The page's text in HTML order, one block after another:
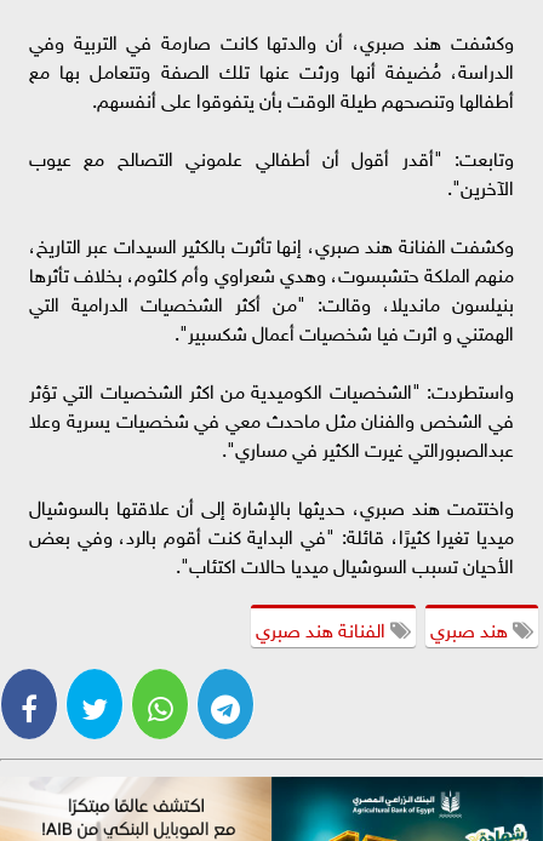
وكشفت هند صبري، أن والدتها كانت صارمة في التربية وفي
الدراسة، مُضيفة أنها ورثت عنها تلك الصفة وتتعامل بها مع
أطفالها وتنصحهم طيلة الوقت بأن يتفوقوا على أنفسهم.
وتابعت: "أقدر أقول أن أطفالي علموني التصالح مع عيوب
الآخرين".
وكشفت الفنانة هند صبري، إنها تأثرت بالكثير السيدات عبر التاريخ،
منهم الملكة حتشبسوت، وهدي شعراوي وأم كلثوم، بخلاف تأثرها
بنيلسون مانديلا، وقالت: "من أكثر الشخصيات الدرامية التي
الهمتني و اثرت فيا شخصيات أعمال شكسبير".
واستطردت: "الشخصيات الكوميدية من اكثر الشخصيات التي تؤثر
في الشخص والفنان مثل ماحدث معي في شخصيات يسرية وعلا
عبدالصبورالتي غيرت الكثير في مساري".
واختتمت هند صبري، حديثها بالإشارة إلى أن علاقتها بالسوشيال
ميديا تغيرا كثيرًا، قائلة: "في البداية كنت أقوم بالرد، وفي بعض
الأحيان تسبب السوشيال ميديا حالات اكتئاب".
هند صبري
الفنانة هند صبري